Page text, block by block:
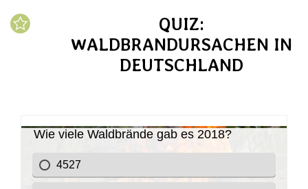
QUIZ:
WALDBRANDURSACHEN IN
DEUTSCHLAND